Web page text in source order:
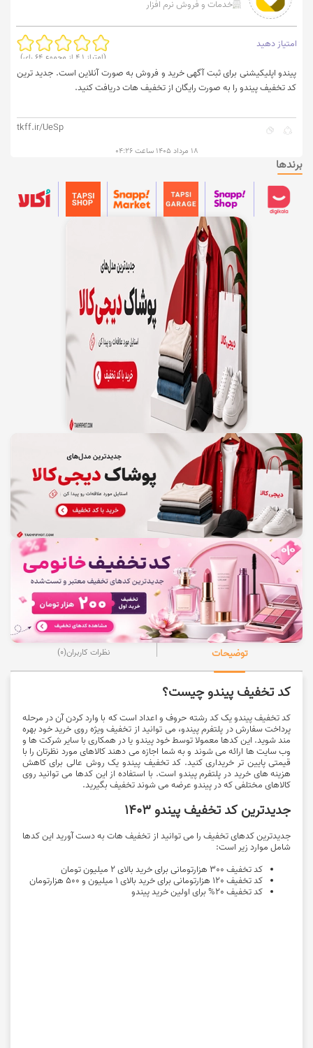
خدمات و فروش نرم افزار
امتیاز دهید
(امتیاز 4.1 از مجموع64 رای)
پیندو اپلیکیشنی برای ثبت آگهی خرید و فروش به صورت آنلاین است. جدید ترین
کد تخفیف پیندو را به صورت رایگان از تخفیف هات دریافت کنید.
tkff.ir/UeSp
۱۸ مرداد ۱۴۰۵ ساعت ۰۴:۲۶
برندها
توضیحات نظرات کاربران(0)
کد تخفیف پیندو چیست؟
کد تخفیف پیندو یک کد رشته حروف و اعداد است که با وارد کردن آن در مرحله
پرداخت سفارش در پلتفرم پیندو، می ‌توانید از تخفیف ویژه روی خرید خود بهره
‌مند شوید. این کدها معمولا توسط خود پیندو یا در همکاری با سایر شرکت ‌ها و
وب ‌سایت‌ ها ارائه می ‌شوند و به شما اجازه می ‌دهند کالاهای مورد نظرتان را با
قیمتی پایین ‌تر خریداری کنید. کد تخفیف پیندو یک روش عالی برای کاهش
هزینه‌ های خرید در پلتفرم پیندو است. با استفاده از این کدها می ‌توانید روی
کالاهای مختلفی که در پیندو عرضه می ‌شوند تخفیف بگیرید.
جدیدترین کد تخفیف پیندو 1403
جدیدترین کدهای تخفیف را می توانید از تخفیف هات به دست آورید این کدها
شامل موارد زیر است:
کد تخفیف 300 هزارتومانی برای خرید بالای 2 میلیون تومان
کد تخفیف 120 هزارتومانی برای خرید بالای 1 میلیون و 500 هزارتومان
کد تخفیف 20% برای اولین خرید پیندو